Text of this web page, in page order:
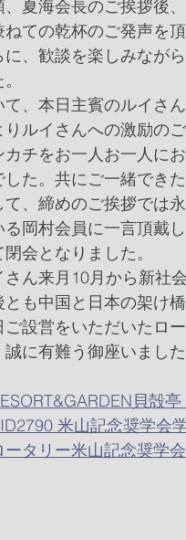
、夏海会長のご挨拶後
ねての乾杯のご発声を頂
に、歓談を楽しみなが
て、本日主賓のルイさ
りルイさんへの激励の
カチをお一人お一人に
した。共にご一緒でき
て、締めのご挨拶では
る岡村会員に一言頂戴
閉会となりました。
さん来月10月から新社
とも中国と日本の架け
ご設営をいただいたロ
誠に有難う御座いまし
貝殻
米山記念奨学会
ータリー米山記念奨学